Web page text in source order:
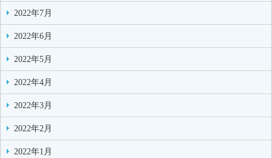
2022年7月
2022年6月
2022年5月
2022年4月
2022年3月
2022年2月
2022年1月